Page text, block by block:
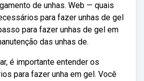
de unhas. Web — quais
para fazer unhas de gel
para fazer unhas de gel em
das unhas de.
é importante entender os
para fazer unha em gel. Você